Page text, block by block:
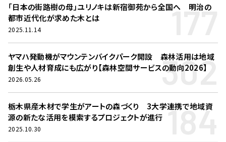
「日本の街路樹の母」ユリノキは新宿御苑から全国へ 明治の
都市近代化が求めた木とは
177
2025.11.14
ヤマハ発動機がマウンテンバイクパーク開設 森林活用は地域
創生や人材育成にも広がり【森林空間サービスの動向2026】
302
2026.05.26
栃木県産木材で学生がアートの森づくり 3大学連携で地域資
源の新たな活用を模索するプロジェクトが進行 184
2025.10.30